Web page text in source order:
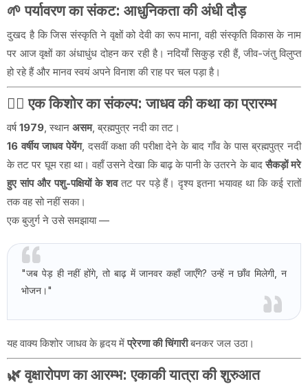
🌱पर्यावरण का संकट: आधुनिकता की अंधी दौड़
दुखद है कि जिस संस्कृति ने वृक्षों को देवी का रूप माना, वही संस्कृति विकास के नाम
पर आज वृक्षों का अंधाधुंध दोहन कर रही है। नदियाँ सिकुड़ रही हैं, जीव-जंतु विलुप्त
हो रहे हैं और मानव स्वयं अपने विनाश की राह पर चल पड़ा है।
🚴‍♂️एक किशोर का संकल्प: जाधव की कथा का प्रारम्भ
वर्ष1979, स्थान असम, ब्रह्मपुत्र नदी का तट।
16 वर्षीय जाधव पेयेंग, दसवीं कक्षा की परीक्षा देने के बाद गाँव के पास ब्रह्मपुत्र नदी
के तट पर घूम रहा था। वहाँ उसने देखा कि बाढ़ के पानी के उतरने के बादसैकड़ों मरे
हुए सांप और पशु-पक्षियों के शवतट पर पड़े हैं। दृश्य इतना भयावह था कि कई रातों
तक वह सो नहीं सका।
एक बुजुर्ग ने उसे समझाया —
"जब पेड़ ही नहीं होंगे, तो बाढ़ में जानवर कहाँ जाएँगे? उन्हें न छाँव मिलेगी, न
भोजन।"
यह वाक्य किशोर जाधव के हृदय मेंप्रेरणा की चिंगारीबनकर जल उठा।
🌿वृक्षारोपण का आरम्भ: एकाकी यात्रा की शुरुआत